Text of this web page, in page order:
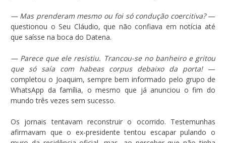
— Mas prenderam mesmo ou foi só condução coercitiva?—
questionou o Seu Cláudio, que não confiava em notícia até
que saísse na boca do Datena.
— Parece que ele resistiu. Trancou-se no banheiro e gritou
que só saía com habeas corpus debaixo da porta! —
completou o Joaquim, sempre bem informado pelo grupo de
WhatsApp da família, o mesmo que já anunciou o fim do
mundo três vezes sem sucesso.
Os jornais tentavam reconstruir o ocorrido. Testemunhas
afirmavam que o ex-presidente tentou escapar pulando o